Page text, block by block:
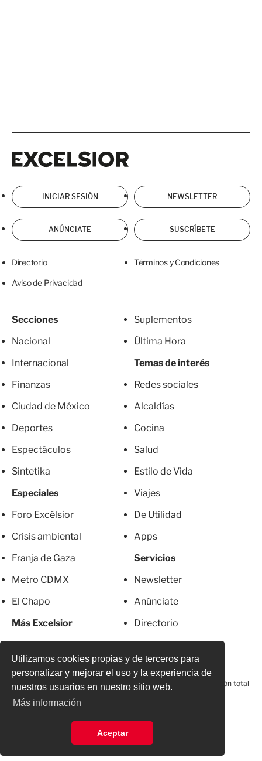
Utilizamos cookies propias y de terceros para
personalizar y mejorar el uso y la experiencia de
nuestros usuarios en nuestro sitio web.
Más información
Aceptar
INICIAR SESIÓN NEWSLETTER
ANÚNCIATE SUSCRÍBETE
Directorio Términos y Condiciones
Aviso de Privacidad
Secciones
Nacional
Internacional
Finanzas
Ciudad de México
Deportes
Espectáculos
Sintetika
Especiales
Foro Excélsior
Crisis ambiental
Franja de Gaza
Metro CDMX
El Chapo
Más Excelsior
Suplementos
Última Hora
Temas de interés
Redes sociales
Alcaldías
Cocina
Salud
Estilo de Vida
Viajes
De Utilidad
Apps
Servicios
Newsletter
Anúnciate
Directorio
© 2026 Todos los derechos reservados. Prohibida la reproducción total
o parcial, incluyendo cualquier medio electrónico*